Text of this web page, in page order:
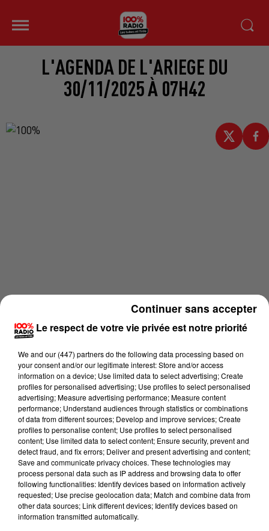
L'AGENDA DE L'ARIEGE DU
30/11/2025 À 07H42
Lecture (1 min 14 sec)
100%
100% Radio l'agenda de l'Ariege
Le respect de votre vie privée est notre priorité
We and our (447) partnersdo the following data processing based on
your consent and/or our legitimate interest: Store and/or access
information on a device; Use limited data to select advertising; Create
profiles for personalised advertising; Use profiles to select personalised
advertising; Measure advertising performance; Measure content
performance; Understand audiences through statistics or combinations
of data from different sources; Develop and improve services; Create
profiles to personalise content; Use profiles to select personalised
content; Use limited data to select content; Ensure security, prevent and
detect fraud, and fix errors; Deliver and present advertising and content;
Save and communicate privacy choices. These technologies may
process personal data such as IP address and browsing data to offer
following functionalities: Identify devices based on information actively
requested; Use precise geolocation data; Match and combine data from
other data sources; Link different devices; Identify devices based on
information transmitted automatically.
Continuer sans accepter